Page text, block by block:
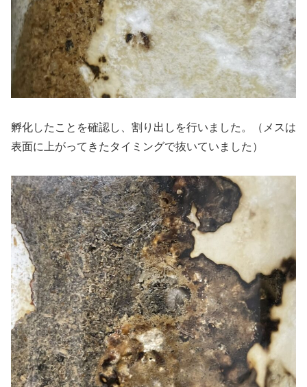
孵化したことを確認し、割り出しを行いました。（メスは
表面に上がってきたタイミングで抜いていました）